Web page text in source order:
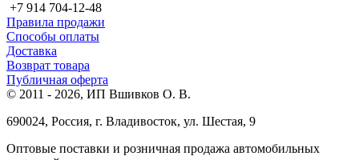
+7 914 704-12-48
Правила продажи
Способы оплаты
Доставка
Возврат товара
Публичная оферта
© 2011 - 2026, ИП Вшивков О. В.
690024, Россия, г. Владивосток, ул. Шестая, 9
Оптовые поставки и розничная продажа автомобильных